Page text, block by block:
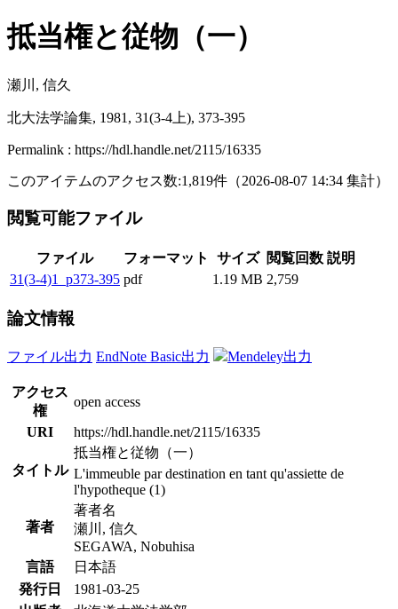
抵当権と従物（一）
瀬川, 信久
北大法学論集, 1981, 31(3-4上), 373-395
Permalink : https://hdl.handle.net/2115/16335
このアイテムのアクセス数:1,819件 （2026-08-07 14:34 集計）
閲覧可能ファイル
ファイル フォーマット サイズ 閲覧回数 説明
31(3-4)1_p373-395 pdf 1.19 MB 2,759
論文情報
ファイル出力 EndNote Basic出力 Mendeley出力
アクセス
権
open access
URI
https://hdl.handle.net/2115/16335
タイトル
抵当権と従物（一）
L'immeuble par destination en tant qu'assiette de
l'hypotheque (1)
著者
著者名
瀬川, 信久
SEGAWA, Nobuhisa
言語
日本語
発行日
1981-03-25